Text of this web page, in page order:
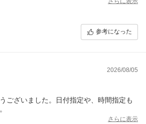
参考になった
2026/08/05
ございました。日付指定や、時間指定も
さらに表示